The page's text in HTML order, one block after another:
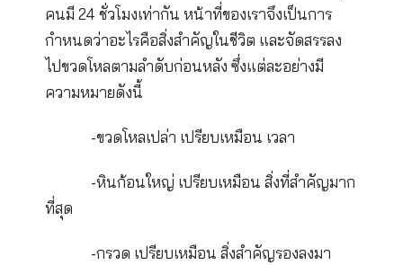
แนวคิด "Jar of Life" คืออะไร?
ทฤษฎีกระปุกทราย หรือ The Jar of Life
คือ แนวคิดการบริหารเวลาในชีวิตที่มีอยู่อย่างจ
ให้เกิดประสิทธิภาพสูงสุด ด้วยการจัดลำดับควา
เป็นอันดับแรก โดยเปรียบเทียบว่าชีวิตคนเราก็
ขวดโหล ที่มีพื้นที่ว่างจำกัด เปรียบเหมือนเวลาที่
คนมี 24 ชั่วโมงเท่ากัน หน้าที่ของเราจึงเป็นการ